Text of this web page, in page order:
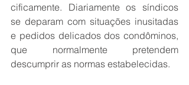
cificamente. Diariamente os síndicos
se deparam com si­tuações inusitadas
e pedidos delicados dos condôminos,
que normalmente preten­dem
descumprir as normas estabelecidas.